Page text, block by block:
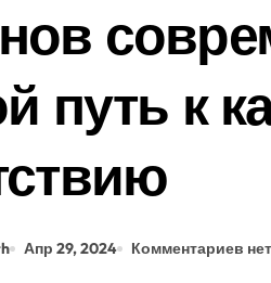
путь к
Апр 29, 2024 Комментариев нет